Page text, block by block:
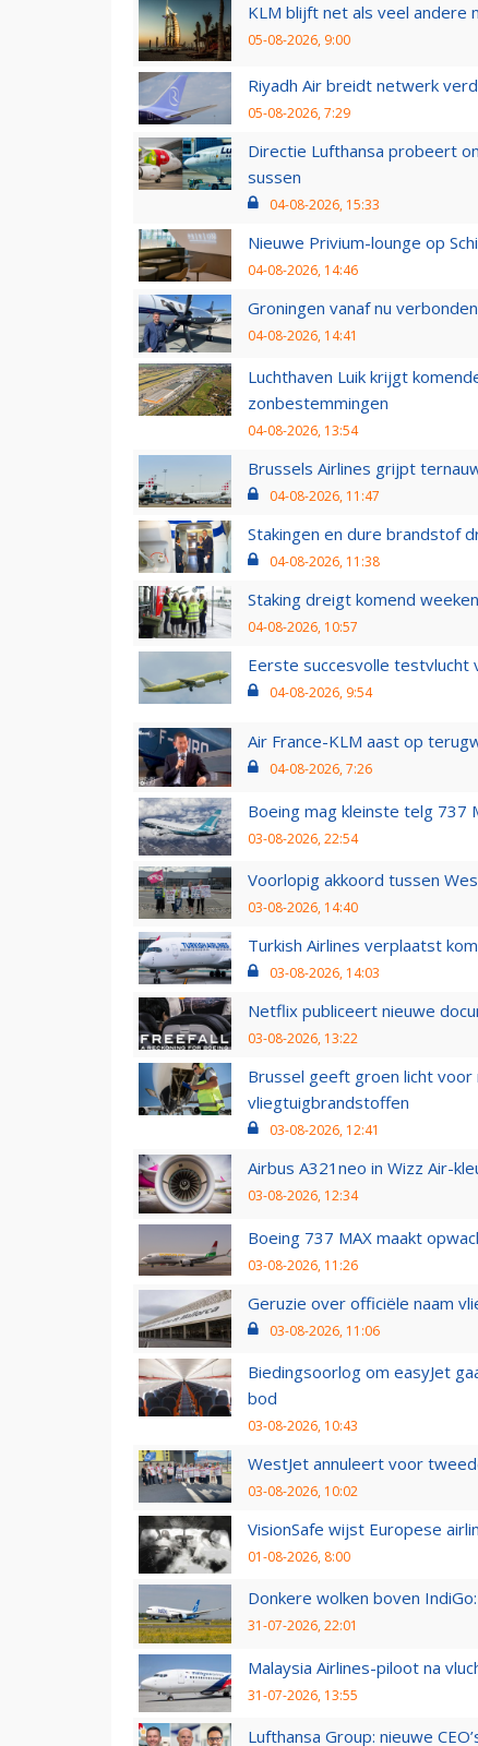
KLM blijft net als veel andere
05-08-2026, 9:00
Riyadh Air breidt netwerk
05-08-2026, 7:29
Directie Lufthansa probeert
sussen
04-08-2026, 15:33
Nieuwe Privium-lounge op
04-08-2026, 14:46
Groningen vanaf nu
04-08-2026, 14:41
Luchthaven Luik krijgt
zonbestemmingen
04-08-2026, 13:54
Brussels Airlines grijpt
04-08-2026, 11:47
Stakingen en dure brandstof
04-08-2026, 11:38
Staking dreigt komend
04-08-2026, 10:57
Eerste succesvolle testvlucht
04-08-2026, 9:54
Air France-KLM aast op
04-08-2026, 7:26
Boeing mag kleinste telg 737
03-08-2026, 22:54
Voorlopig akkoord tussen
03-08-2026, 14:40
Turkish Airlines verplaatst
03-08-2026, 14:03
Netflix publiceert nieuwe
03-08-2026, 13:22
Brussel geeft groen licht voor
vliegtuigbrandstoffen
03-08-2026, 12:41
Airbus A321neo in Wizz Air-
03-08-2026, 12:34
Boeing 737 MAX maakt
03-08-2026, 11:26
Geruzie over officiële naam
03-08-2026, 11:06
Biedingsoorlog om easyJet
bod
03-08-2026, 10:43
WestJet annuleert voor
03-08-2026, 10:02
VisionSafe wijst Europese
01-08-2026, 8:00
Donkere wolken boven
31-07-2026, 22:01
Malaysia Airlines-piloot na
31-07-2026, 13:55
Lufthansa Group: nieuwe